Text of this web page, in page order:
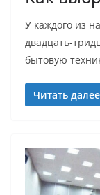
У каждого из
двадцать-
бытовую
Читать далее